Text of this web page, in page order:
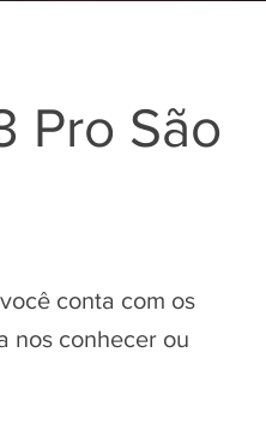
Pro São
conta com os
nos conhecer ou